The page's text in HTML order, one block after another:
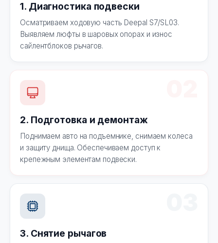
1. Диагностика подвески
Осматриваем ходовую часть Deepal S7/SL03.
Выявляем люфты в шаровых опорах и износ
сайлентблоков рычагов.
2. Подготовка и демонтаж
Поднимаем авто на подъемнике, снимаем колеса
и защиту днища. Обеспечиваем доступ к
крепежным элементам подвески.
3. Снятие рычагов